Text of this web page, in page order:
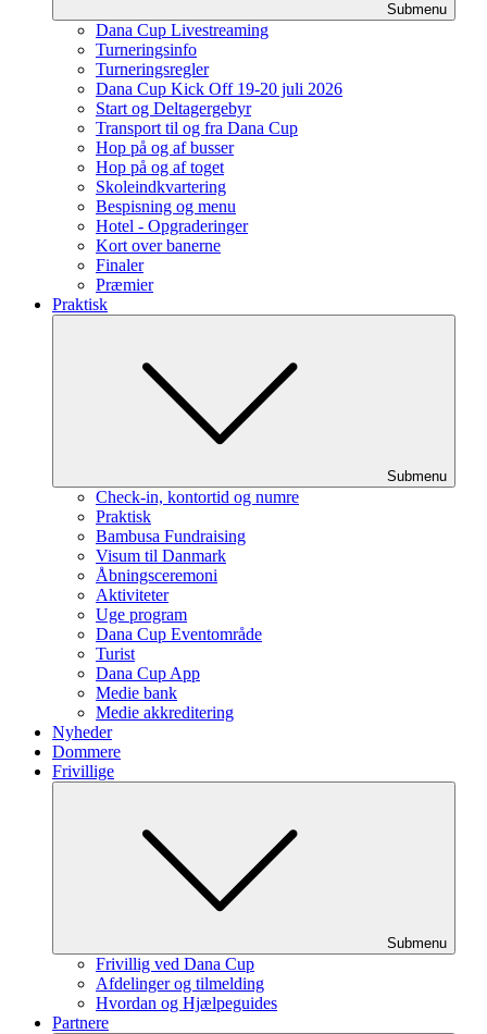
Submenu
Dana Cup Livestreaming
Turneringsinfo
Turneringsregler
Dana Cup Kick Off 19-20 juli 2026
Start og Deltagergebyr
Transport til og fra Dana Cup
Hop på og af busser
Hop på og af toget
Skoleindkvartering
Bespisning og menu
Hotel - Opgraderinger
Kort over banerne
Finaler
Præmier
Praktisk
Submenu
Check-in, kontortid og numre
Praktisk
Bambusa Fundraising
Visum til Danmark
Åbningsceremoni
Aktiviteter
Uge program
Dana Cup Eventområde
Turist
Dana Cup App
Medie bank
Medie akkreditering
Nyheder
Dommere
Frivillige
Submenu
Frivillig ved Dana Cup
Afdelinger og tilmelding
Hvordan og Hjælpeguides
Partnere